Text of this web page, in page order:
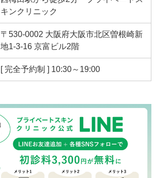
キンクリニック
〒530-0002 大阪府大阪市北区曽根崎新
地1-3-16 京富ビル2階
[ 完全予約制 ] 10:30～19:00